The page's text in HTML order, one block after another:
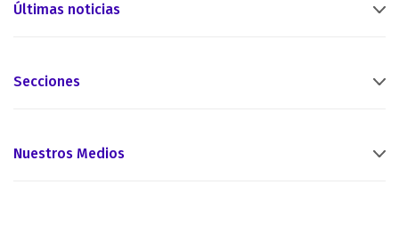
Últimas noticias
Secciones
Nuestros Medios